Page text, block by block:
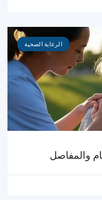
الرعاية الصحية
والمفاصل